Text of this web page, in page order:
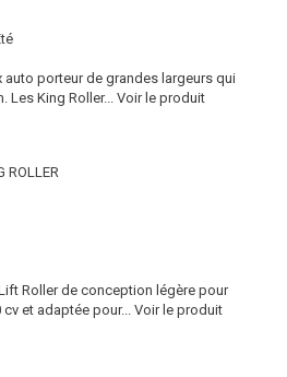
auto porteur de grandes largeurs qui
Les King Roller...
Voir le produit
ROLLER
Roller de conception légère pour
et adaptée pour...
Voir le produit